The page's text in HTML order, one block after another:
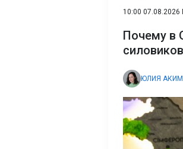
10:00 07.08.2026
Почему в
ЮЛИЯ